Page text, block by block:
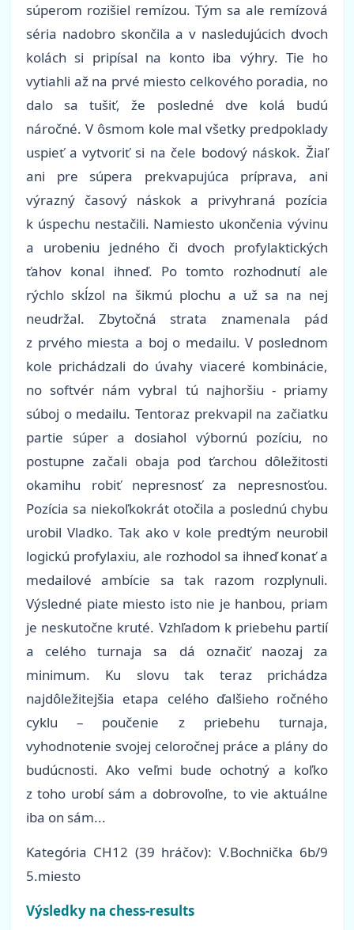
súperom rozišiel remízou. Tým sa ale remízová
séria nadobro skončila a v nasledujúcich dvoch
kolách si pripísal na konto iba výhry. Tie ho
vytiahli až na prvé miesto celkového poradia, no
dalo sa tušiť, že posledné dve kolá budú
náročné. V ôsmom kole mal všetky predpoklady
uspieť a vytvoriť si na čele bodový náskok. Žiaľ
ani pre súpera prekvapujúca príprava, ani
výrazný časový náskok a privyhraná pozícia
k úspechu nestačili. Namiesto ukončenia vývinu
a urobeniu jedného či dvoch profylaktických
ťahov konal ihneď. Po tomto rozhodnutí ale
rýchlo skĺzol na šikmú plochu a už sa na nej
neudržal. Zbytočná strata znamenala pád
z prvého miesta a boj o medailu. V poslednom
kole prichádzali do úvahy viaceré kombinácie,
no softvér nám vybral tú najhoršiu - priamy
súboj o medailu. Tentoraz prekvapil na začiatku
partie súper a dosiahol výbornú pozíciu, no
postupne začali obaja pod ťarchou dôležitosti
okamihu robiť nepresnosť za nepresnosťou.
Pozícia sa niekoľkokrát otočila a poslednú chybu
urobil Vladko. Tak ako v kole predtým neurobil
logickú profylaxiu, ale rozhodol sa ihneď konať a
medailové ambície sa tak razom rozplynuli.
Výsledné piate miesto isto nie je hanbou, priam
je neskutočne kruté. Vzhľadom k priebehu partií
a celého turnaja sa dá označiť naozaj za
minimum. Ku slovu tak teraz prichádza
najdôležitejšia etapa celého ďalšieho ročného
cyklu – poučenie z priebehu turnaja,
vyhodnotenie svojej celoročnej práce a plány do
budúcnosti. Ako veľmi bude ochotný a koľko
z toho urobí sám a dobrovoľne, to vie aktuálne
iba on sám...
Kategória CH12 (39 hráčov): V.Bochnička 6b/9
5.miesto
Výsledky na chess-results